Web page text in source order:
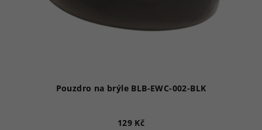
Pouzdro na brýle BLB-EWC-002-BLK
129 Kč